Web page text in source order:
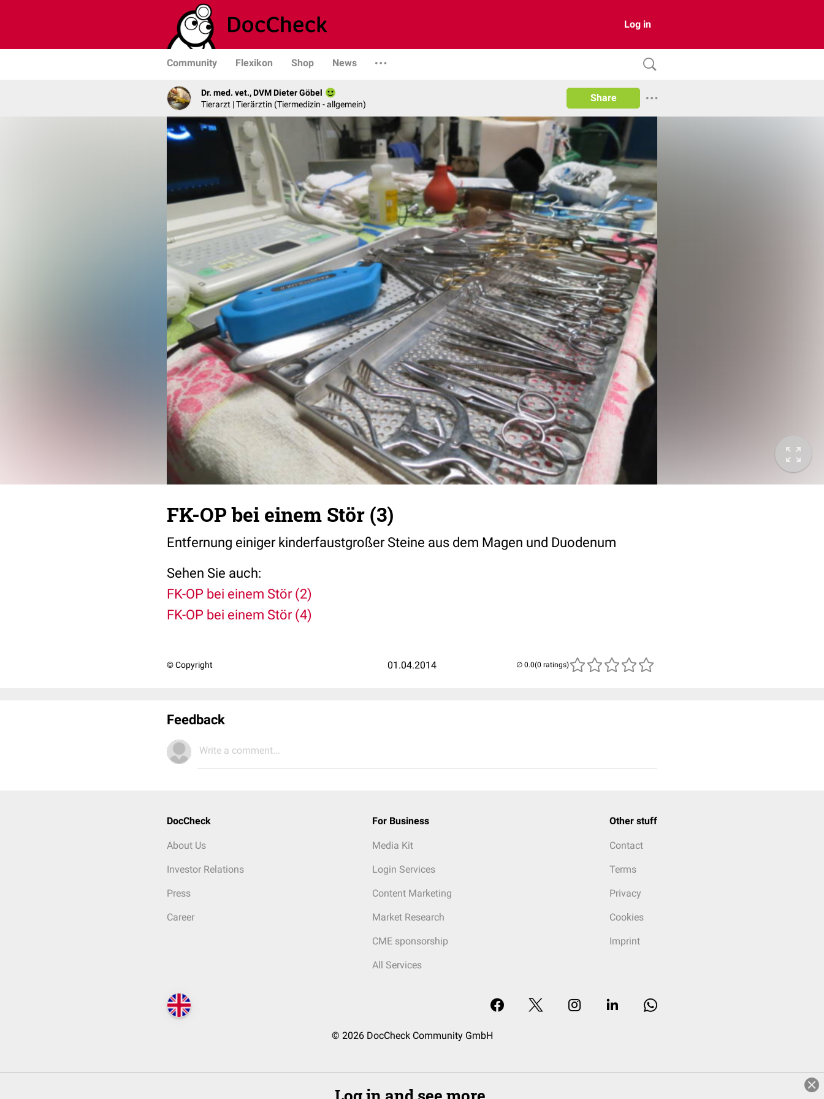
Log in
Community Flexikon Shop News
Dr. med. vet., DVM Dieter Göbel
Tierarzt | Tierärztin (Tiermedizin - allgemein)
Share
FK-OP bei einem Stör (3)
Entfernung einiger kinderfaustgroßer Steine aus dem Magen und Duodenum
Sehen Sie auch:
FK-OP bei einem Stör (2)
FK-OP bei einem Stör (4)
© Copyright 01.04.2014 (0 ratings)
Feedback
Write a comment...
DocCheck
About Us
Investor Relations
Press
Career
For Business
Media Kit
Login Services
Content Marketing
Market Research
CME sponsorship
All Services
Other stuff
Contact
Terms
Privacy
Cookies
Imprint
© 2026 DocCheck Community GmbH